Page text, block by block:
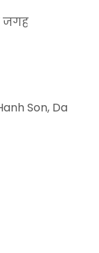
जगह
Son, Da